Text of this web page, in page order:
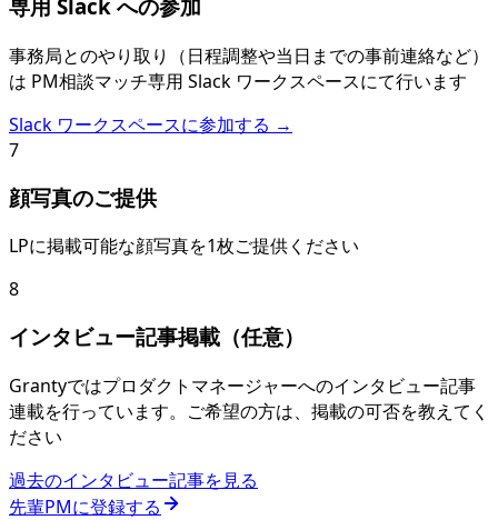
専用 Slack への参加
事務局とのやり取り（日程調整や当日までの事前連絡など）
は PM相談マッチ専用 Slack ワークスペースにて行います
Slack ワークスペースに参加する →
7
顔写真のご提供
LPに掲載可能な顔写真を1枚ご提供ください
8
インタビュー記事掲載（任意）
Grantyではプロダクトマネージャーへのインタビュー記事
連載を行っています。ご希望の方は、掲載の可否を教えてく
ださい
過去のインタビュー記事を見る
先輩PMに登録する